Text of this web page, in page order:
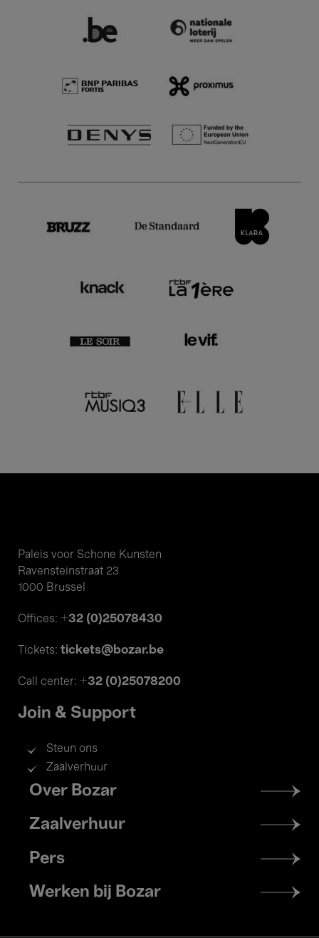
Paleis voor Schone Kunsten
Ravensteinstraat 23
1000 Brussel
Offices: +32 (0)25078430
Tickets: tickets@bozar.be
Call center: +32 (0)25078200
Join & Support
Steun ons
Zaalverhuur
Footer
menu
Over Bozar
Zaalverhuur
Pers
Werken bij Bozar